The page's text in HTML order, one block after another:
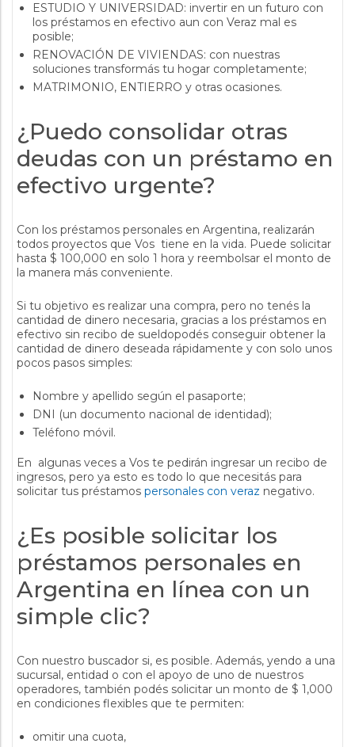
ESTUDIO Y UNIVERSIDAD: invertir en un futuro con
los préstamos en efectivo aun con Veraz mal es
posible;
RENOVACIÓN DE VIVIENDAS: con nuestras
soluciones transformás tu hogar completamente;
MATRIMONIO, ENTIERRO y otras ocasiones.
¿Puedo consolidar otras
deudas con un préstamo en
efectivo urgente?
Con los préstamos personales en Argentina, realizarán
todos proyectos que Vos tiene en la vida. Puede solicitar
hasta $ 100,000 en solo 1 hora y reembolsar el monto de
la manera más conveniente.
Si tu objetivo es realizar una compra, pero no tenés la
cantidad de dinero necesaria, gracias a los préstamos en
efectivo sin recibo de sueldopodés conseguir obtener la
cantidad de dinero deseada rápidamente y con solo unos
pocos pasos simples:
Nombre y apellido según el pasaporte;
DNI (un documento nacional de identidad);
Teléfono móvil.
En algunas veces a Vos te pedirán ingresar un recibo de
ingresos, pero ya esto es todo lo que necesitás para
solicitar tus préstamos personales con veraz negativo.
¿Es posible solicitar los
préstamos personales en
Argentina en línea con un
simple clic?
Con nuestro buscador si, es posible. Además, yendo a una
sucursal, entidad o con el apoyo de uno de nuestros
operadores, también podés solicitar un monto de $ 1,000
en condiciones flexibles que te permiten:
omitir una cuota,